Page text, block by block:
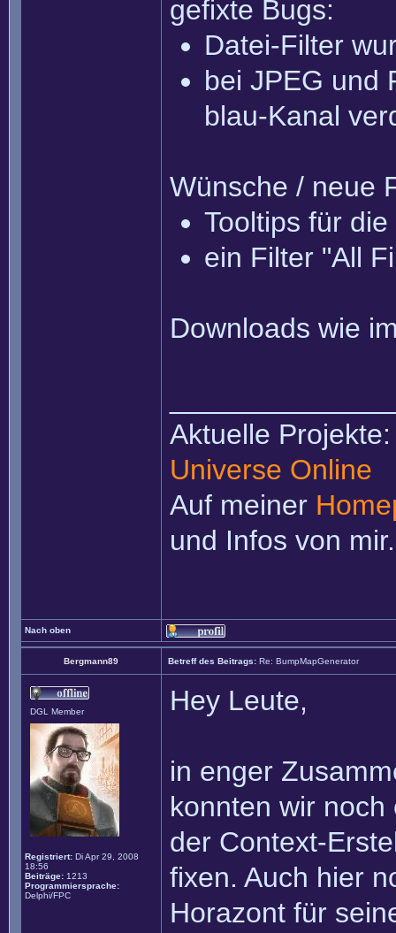
gefixte Bugs:
Datei-Filter
bei JPEG und
blau-Kanal
Wünsche / neue
Tooltips für
ein Filter "All
Downloads wie
Aktuelle
Universe Online
Auf meiner
und Infos von mir.
Nach oben
Bergmann89 Betreff des Beitrags: Re: BumpMapGenerator
DGL Member
Registriert: Di Apr 29, 2008
18:56
Beiträge: 1213
Programmiersprache:
Delphi/FPC
Hey Leute,
in enger
konnten wir
der Context-
fixen. Auch hier
Horazont für